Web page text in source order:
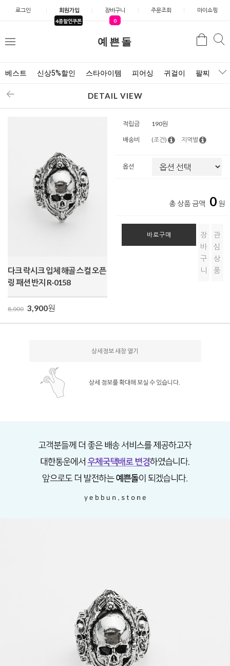
로그인 회원가입
4종할인쿠폰
장바구니
0
주문조회 마이쇼핑
예쁜돌
메
검색
베스트 신상5%할인 스타아이템 피어싱 귀걸이 팔찌 목
DETAIL VIEW
다크 락시크 입체 해골 스컬 오픈
링 패션 반지 R-0158
8,000 3,900원
적립금 190원
배송비 (조건) 지역별
옵션
총 상품 금액 0 원
바로구매
장
바
구
니
관
심
상
품
상세정보 새창 열기
상세 정보를 확대해 보실 수 있습니다.